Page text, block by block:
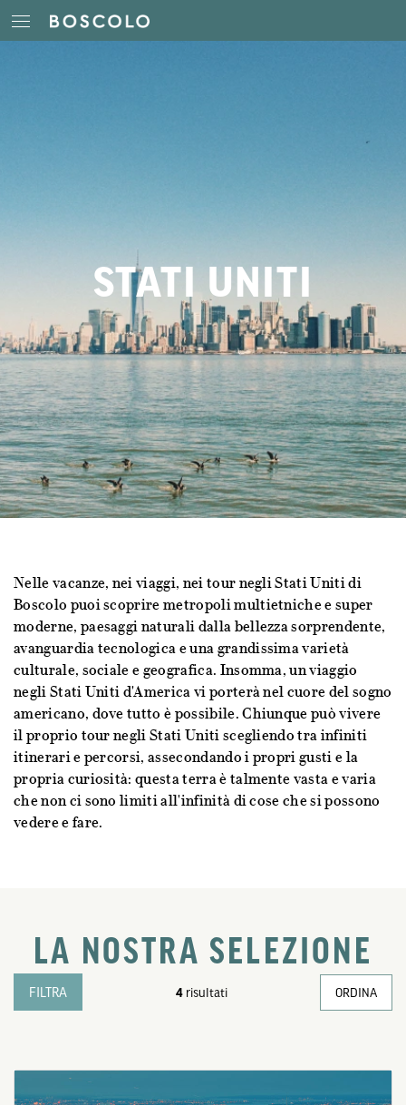
STATI UNITI
Nelle vacanze, nei viaggi, nei tour negli Stati Uniti di
Boscolo puoi scoprire metropoli multietniche e super
moderne, paesaggi naturali dalla bellezza sorprendente,
avanguardia tecnologica e una grandissima varietà
culturale, sociale e geografica. Insomma, un viaggio
negli Stati Uniti d'America vi porterà nel cuore del sogno
americano, dove tutto è possibile. Chiunque può vivere
il proprio tour negli Stati Uniti scegliendo tra infiniti
itinerari e percorsi, assecondando i propri gusti e la
propria curiosità: questa terra è talmente vasta e varia
che non ci sono limiti all'infinità di cose che si possono
vedere e fare.
LA NOSTRA SELEZIONE
FILTRA 4 risultati ORDINA